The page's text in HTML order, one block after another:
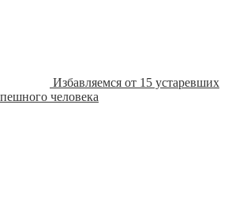
Избавляемся от 15 устаревших
человека